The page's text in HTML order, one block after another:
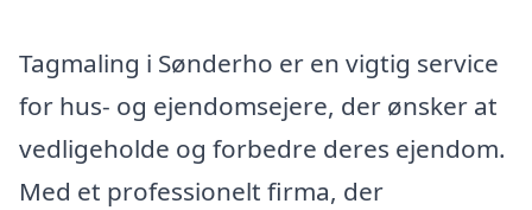
Tagmaling i Sønderho er en vigtig service
for hus- og ejendomsejere, der ønsker at
vedligeholde og forbedre deres ejendom.
Med et professionelt firma, der